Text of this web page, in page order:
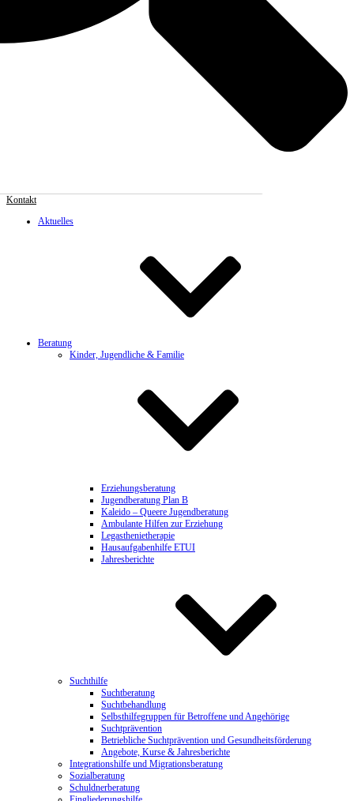
Kontakt
Aktuelles
Beratung
Kinder, Jugendliche & Familie
Erziehungsberatung
Jugendberatung Plan B
Kaleido – Queere Jugendberatung
Ambulante Hilfen zur Erziehung
Legasthenietherapie
Hausaufgabenhilfe ETUI
Jahresberichte
Suchthilfe
Suchtberatung
Suchtbehandlung
Selbsthilfegruppen für Betroffene und Angehörige
Suchtprävention
Betriebliche Suchtprävention und Gesundheitsförderung
Angebote, Kurse & Jahresberichte
Integrationshilfe und Migrationsberatung
Sozialberatung
Schuldnerberatung